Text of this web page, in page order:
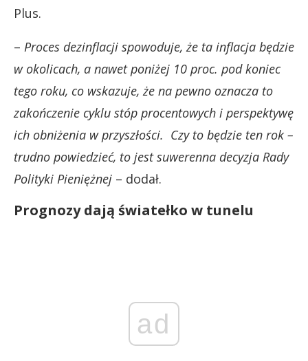
Plus.
– Proces dezinflacji spowoduje, że ta inflacja będzie
w okolicach, a nawet poniżej 10 proc. pod koniec
tego roku, co wskazuje, że na pewno oznacza to
zakończenie cyklu stóp procentowych i perspektywę
ich obniżenia w przyszłości. Czy to będzie ten rok –
trudno powiedzieć, to jest suwerenna decyzja Rady
Polityki Pieniężnej – dodał.
Prognozy dają światełko w tunelu
ad